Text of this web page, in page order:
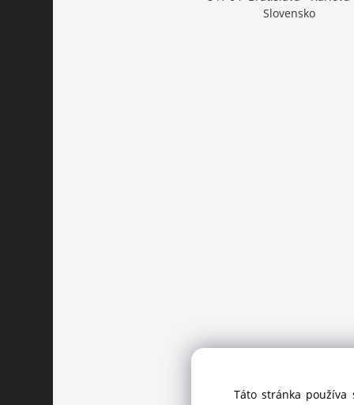
Slovensko
Táto stránka používa